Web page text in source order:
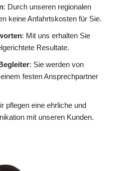
: Durch unseren regionalen
keine Anfahrtskosten für Sie.
: Mit uns erhalten Sie
Resultate.
: Sie werden von
festen Ansprechpartner
pflegen eine ehrliche und
mit unseren Kunden.